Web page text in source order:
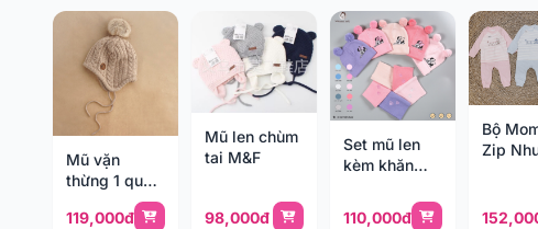
Mũ vặn
thừng 1 quả
bông MFKids
119,000đ
Mũ len chùm
tai M&F
98,000đ
Set mũ len
kèm khăn
110,000đ
Bộ
Zip